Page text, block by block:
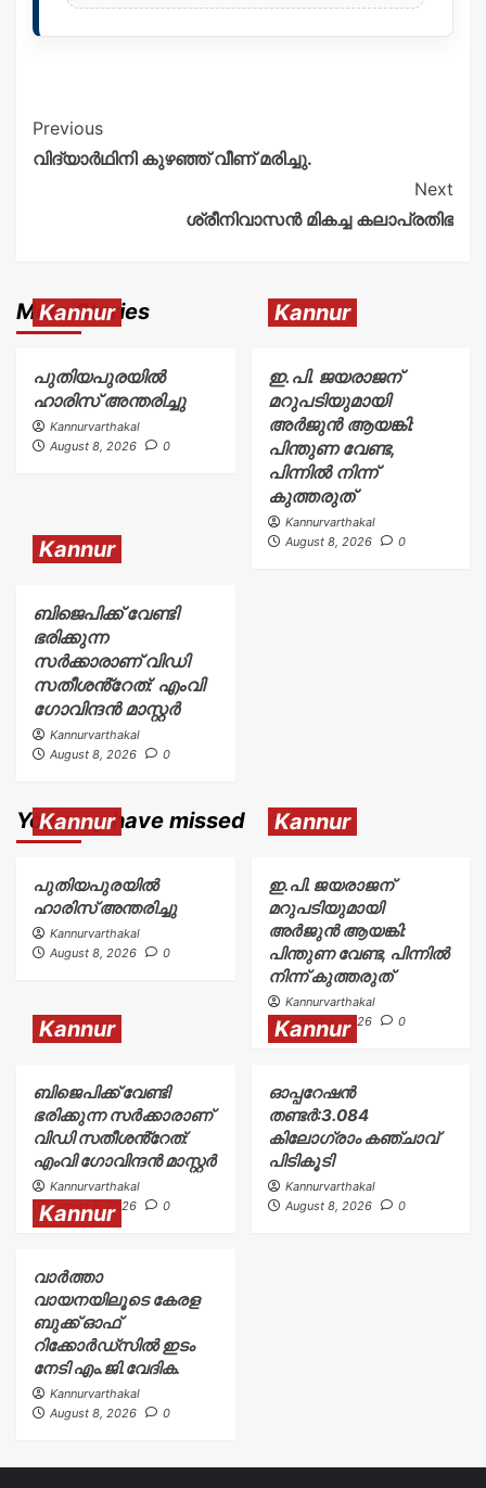
Previous
വിദ്യാർഥിനി കുഴഞ്ഞ് വീണ് മരിച്ചു.
Next
ശ്രീനിവാസൻ മികച്ച കലാപ്രതിഭ
More Stories
Kannur
പുതിയപുരയിൽ
ഹാരിസ് അന്തരിച്ചു
Kannurvarthakal
August 8, 2026
0
Kannur
ഇ.പി. ജയരാജന്
മറുപടിയുമായി
അർജുൻ ആയങ്കി:
പിന്തുണ വേണ്ട,
പിന്നിൽ നിന്ന്
കുത്തരുത്
Kannurvarthakal
August 8, 2026
0
Kannur
ബിജെപിക്ക് വേണ്ടി
ഭരിക്കുന്ന
സർക്കാരാണ് വിഡി
സതീശൻ്റേത്: എംവി
ഗോവിന്ദൻ മാസ്റ്റർ
Kannurvarthakal
August 8, 2026
0
You may have missed
Kannur
പുതിയപുരയിൽ
ഹാരിസ് അന്തരിച്ചു
Kannurvarthakal
August 8, 2026
0
Kannur
ഇ.പി. ജയരാജന്
മറുപടിയുമായി
അർജുൻ ആയങ്കി:
പിന്തുണ വേണ്ട, പിന്നിൽ
നിന്ന് കുത്തരുത്
Kannurvarthakal
August 8, 2026
0
Kannur
ബിജെപിക്ക് വേണ്ടി
ഭരിക്കുന്ന സർക്കാരാണ്
വിഡി സതീശൻ്റേത്:
എംവി ഗോവിന്ദൻ മാസ്റ്റർ
Kannurvarthakal
August 8, 2026
0
Kannur
ഓപ്പറേഷൻ
തണ്ടർ:3.084
കിലോഗ്രാം കഞ്ചാവ്
പിടികൂടി
Kannurvarthakal
August 8, 2026
0
Kannur
വാർത്താ
വായനയിലൂടെ കേരള
ബുക്ക് ഓഫ്
റിക്കോർഡ്സിൽ ഇടം
നേടി എം.ജി.വേദിക.
Kannurvarthakal
August 8, 2026
0